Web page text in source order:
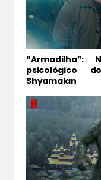
psicológico
Shyamalan